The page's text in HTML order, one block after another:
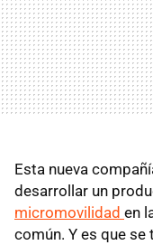
Esta nueva
desarrollar un
micromovilidad en
común. Y es que se